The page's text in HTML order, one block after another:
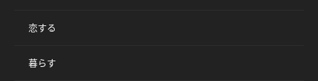
恋する
暮らす